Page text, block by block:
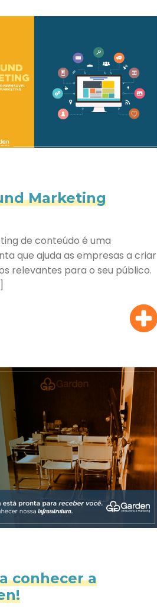
Marketing
de conteúdo é uma
que ajuda as empresas a criar
relevantes para o seu público.
conhecer a